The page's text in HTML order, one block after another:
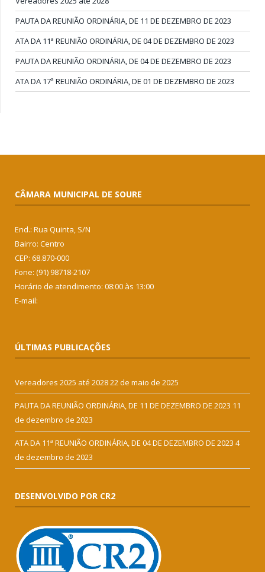
PAUTA DA REUNIÃO ORDINÁRIA, DE 11 DE DEZEMBRO DE 2023
ATA DA 11ª REUNIÃO ORDINÁRIA, DE 04 DE DEZEMBRO DE 2023
PAUTA DA REUNIÃO ORDINÁRIA, DE 04 DE DEZEMBRO DE 2023
ATA DA 17ª REUNIÃO ORDINÁRIA, DE 01 DE DEZEMBRO DE 2023
CÂMARA MUNICIPAL DE SOURE
End.: Rua Quinta, S/N
Bairro: Centro
CEP: 68.870-000
Fone: (91) 98718-2107
Horário de atendimento: 08:00 às 13:00
E-mail:
ÚLTIMAS PUBLICAÇÕES
Vereadores 2025 até 202822 de maio de 2025
PAUTA DA REUNIÃO ORDINÁRIA, DE 11 DE DEZEMBRO DE 2023 11
de dezembro de 2023
ATA DA 11ª REUNIÃO ORDINÁRIA, DE 04 DE DEZEMBRO DE 2023 4
de dezembro de 2023
DESENVOLVIDO POR CR2